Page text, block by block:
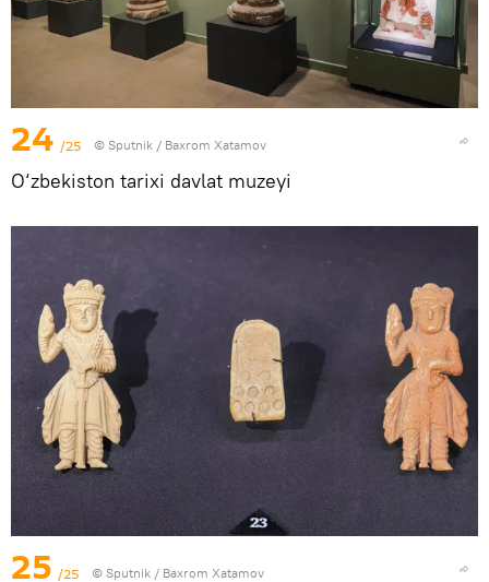
24 /25 © Sputnik / Baxrom Xatamov
O‘zbekiston tarixi davlat muzeyi
25 /25 © Sputnik / Baxrom Xatamov